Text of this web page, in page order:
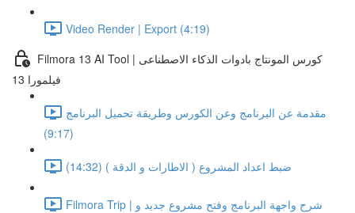
Video Render | Export (4:19)
Filmora 13 AI Tool | كورس المونتاج بادوات الذكاء الاصطناعى
فيلمورا 13
مقدمة عن البرنامج وعن الكورس وطريقة تحميل البرنامج
(9:17)
ضبط اعداد المشروع ( الاطارات و الدقة ) (14:32)
Filmora Trip | شرح واجهة البرنامج وفتح مشروع جديد و